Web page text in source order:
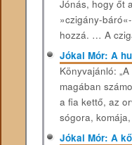
Jónás, hogy őt
»czigány-
hozzá. … A
Jókai Mór: A
Könyvajánló:
magában
a fia kettő, az
sógora,
Jókai Mór: A